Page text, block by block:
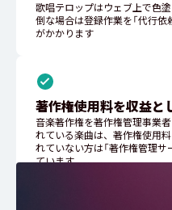
歌唱テロップはウェブ上で色
倒な場合は登録作業を「代行依
がかかります
著作権使用料を収益と
音楽著作権を著作権管理事業者
れている楽曲は、著作権使用
れていない方は「著作権管理サ
ています。